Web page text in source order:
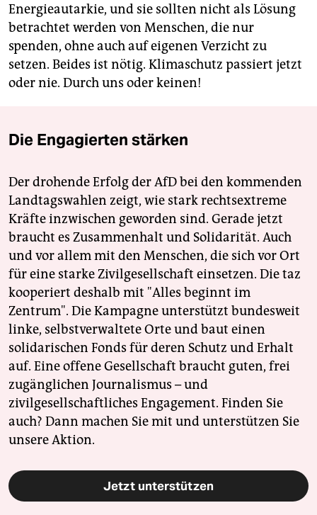
Energieautarkie, und sie sollten nicht als Lösung
betrachtet werden von Menschen, die nur
spenden, ohne auch auf eigenen Verzicht zu
setzen. Beides ist nötig. Klimaschutz passiert jetzt
oder nie. Durch uns oder keinen!
Die Engagierten stärken
Der drohende Erfolg der AfD bei den kommenden
Landtagswahlen zeigt, wie stark rechtsextreme
Kräfte inzwischen geworden sind. Gerade jetzt
braucht es Zusammenhalt und Solidarität. Auch
und vor allem mit den Menschen, die sich vor Ort
für eine starke Zivilgesellschaft einsetzen. Die taz
kooperiert deshalb mit "Alles beginnt im
Zentrum". Die Kampagne unterstützt bundesweit
linke, selbstverwaltete Orte und baut einen
solidarischen Fonds für deren Schutz und Erhalt
auf. Eine offene Gesellschaft braucht guten, frei
zugänglichen Journalismus – und
zivilgesellschaftliches Engagement. Finden Sie
auch? Dann machen Sie mit und unterstützen Sie
unsere Aktion.
Jetzt unterstützen